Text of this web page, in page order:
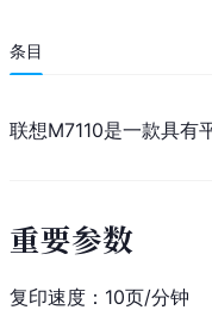
条目
联想M7110是一款具有
重要参数
复印速度：10页/分钟